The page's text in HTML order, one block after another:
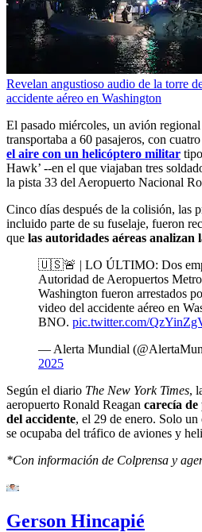
Revelan angustioso audio de la torre
accidente aéreo en Washington
El pasado miércoles, un avión
transportaba a 60 pasajeros, con
el aire con un helicóptero militar
Hawk’ --en el que viajaban tres
la pista 33 del Aeropuerto Nacional
Cinco días después de la colisión, las
incluido parte de su fuselaje, fueron
que las autoridades aéreas analizan
🇺🇸🚨 | LO ÚLTIMO: Dos
Autoridad de Aeropuertos
Washington fueron arrestados
video del accidente aéreo en
BNO. pic.twitter.com/
— Alerta Mundial
2025
Según el diario The New York Times,
aeropuerto Ronald Reagan carecía de
del accidente, el 29 de enero. Solo
se ocupaba del tráfico de aviones y
*Con información de Colprensa y
Gerson Hincapié